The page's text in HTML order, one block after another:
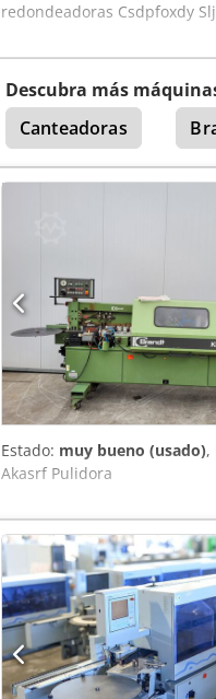
redondeadoras Csdpfoxdy
Descubra más
Canteadoras
Estado: muy bueno (usado),
Akasrf Pulidora